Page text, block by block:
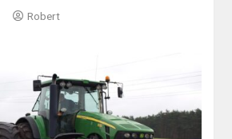
Robert